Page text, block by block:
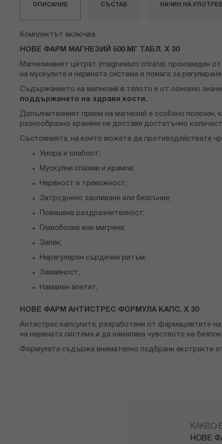
снимки
ОПИСАНИЕ
Комплектът включва:
НОВЕ ФАРМ МАГНЕЗИЙ 500 МГ ТАБЛ. Х 30
Магнезиевият цитрат (magnesium citrate), произведен
на мускулите и нервната система и помага за
Съдържанието на магнезий в тялото е от основно
поддържането на здрави кости.
Допълнителният прием на магнезий е особено полезен,
разнообразно хранене не доставя достатъчно
Състоянията, на които можете да противодействате
Умора и слабост;
Мускулни спазми и крампи;
Нервност и тревожност;
Затруднено заспиване или безсъние;
Повишена раздразнителност;
Главоболие или мигрена;
Запек;
Нерегулярен сърдечен ритъм;
Замаяност;
Намален апетит;
НОВЕ ФАРМ АНТИСТРЕС ФОРМУЛА КАПС. X 30
Антистрес капсулите, разработени от фармацевтите
на нервната система и да намалява чувството на
Формулата съдържа внимателно подбрани екстракти
СЪСТАВ НАЧИН НА
КАКВО
НОВЕ